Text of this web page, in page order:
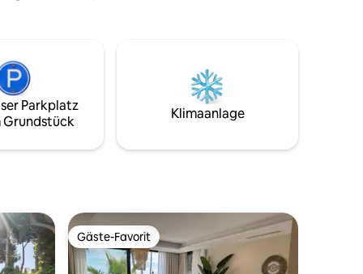
Parkplatz
Grundstück
Klimaanlage
Gäste-Favorit
Gäste-Favorit